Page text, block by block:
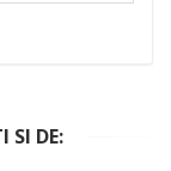
SI DE: